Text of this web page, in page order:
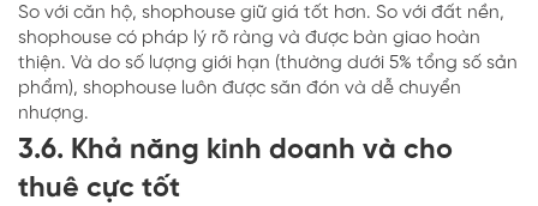
So với căn hộ, shophouse giữ giá tốt hơn. So với đất nền,
shophouse có pháp lý rõ ràng và được bàn giao hoàn
thiện. Và do số lượng giới hạn (thường dưới 5% tổng số sản
phẩm), shophouse luôn được săn đón và dễ chuyển
nhượng.
3.6. Khả năng kinh doanh và cho
thuê cực tốt